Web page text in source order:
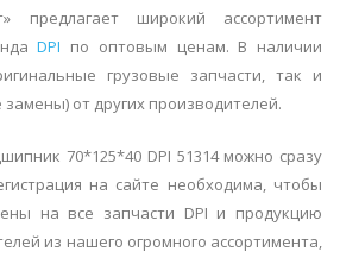
предлагает широкий ассортимент
DPI по оптовым ценам. В наличии
грузовые запчасти, так и
от других производителей.
70*125*40 DPI 51314 можно сразу
на сайте необходима, чтобы
на все запчасти DPI и продукцию
из нашего огромного ассортимента,